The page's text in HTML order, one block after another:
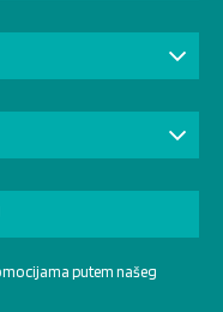
putem našeg